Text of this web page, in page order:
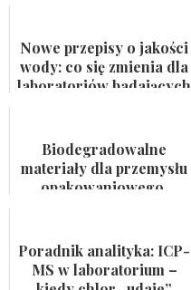
Nowe przepisy o jakości
wody: co się zmienia dla
laboratoriów badających
Biodegradowalne
materiały dla przemysłu
opakowaniowego.
Poradnik analityka: ICP-
MS w laboratorium –